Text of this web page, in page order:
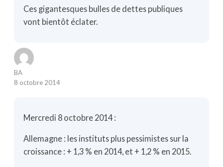
Ces gigantesques bulles de dettes publiques
vont bientôt éclater.
BA
8 octobre 2014
Mercredi 8 octobre 2014 :
Allemagne : les instituts plus pessimistes sur la
croissance : + 1,3 % en 2014, et + 1,2 % en 2015.